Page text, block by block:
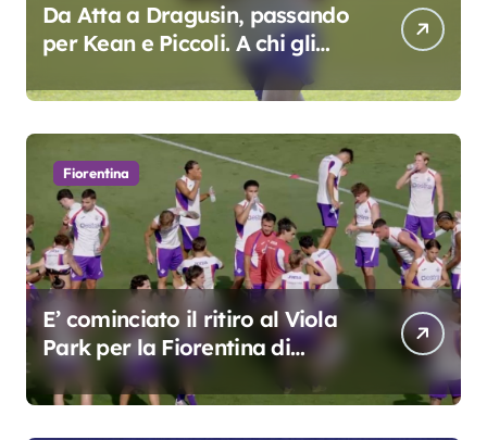
Da Atta a Dragusin, passando
per Kean e Piccoli. A chi gli
oscar del precampionato?
Fiorentina
E’ cominciato il ritiro al Viola
Park per la Fiorentina di
Grosso